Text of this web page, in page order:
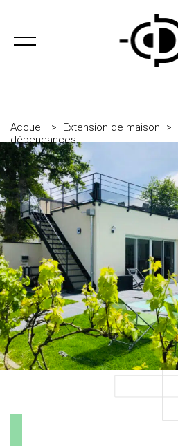
Accueil > Extension de maison >
dépendances